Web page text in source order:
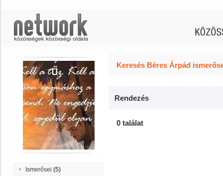
Ismerősei (5)
Keresés Béres Árpád
Rendezés
0 találat